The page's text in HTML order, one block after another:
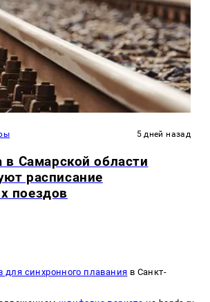
5 дней назад
в Самарской области
расписание
поездов
для синхронного плавания в Санкт-